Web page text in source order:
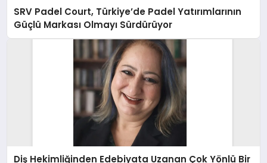
SRV Padel Court, Türkiye’de Padel Yatırımlarının
Güçlü Markası Olmayı Sürdürüyor
Diş Hekimliğinden Edebiyata Uzanan Çok Yönlü Bir